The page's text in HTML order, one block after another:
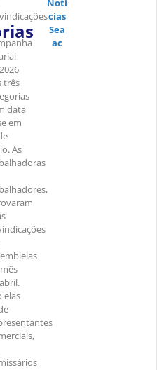
três
data
em
As
elas
Notí
cias
Sea
ac